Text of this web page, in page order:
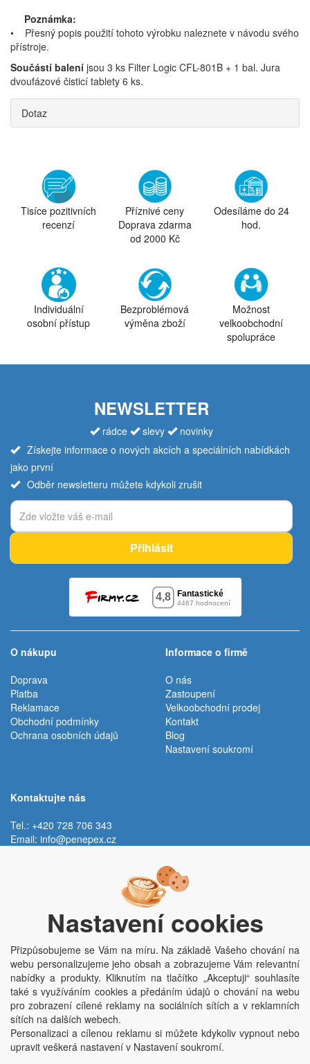
Poznámka:
• Přesný popis použití tohoto výrobku naleznete v návodu svého
přístroje.
Součástí balení jsou 3 ks Filter Logic CFL-801B + 1 bal. Jura
dvoufázové čisticí tablety 6 ks.
Dotaz
Tisíce pozitivních
recenzí
Příznivé ceny
Doprava zdarma
od 2000 Kč
Odesíláme do 24
hod.
Individuální
osobní přístup
Bezproblémová
výměna zboží
Možnost
velkoobchodní
spolupráce
NEWSLETTER
rádce slevy
novinky
Získejte informace o nových akcích a speciálních nabídkách
jako první
Odběr newsletteru můžete kdykoli zrušit
Přihlásit
O nákupu
Doprava
Platba
Reklamace
Obchodní podmínky
Ochrana osobních údajů
Informace o firmě
O nás
Zastoupení
Velkoobchodní prodej
Kontakt
Blog
Nastavení soukromí
Kontaktujte nás
Tel.: +420 728 706 343
Email: info@penepex.cz
Trávník 2076, 686 03 Staré Město
Copyright © Penepex s.r.o. 2025, powered byABRA E-shop
Penepex s.r.o., Za Špicí 1798, 686 03 Staré Město; IČO: 03220923; DIČ:
CZ03220923; zápis do obchodního rejstříku dne 22. 7. 2014, krajský soud v
Brně oddíl C, vložka 84002
Nastavení cookies
Přizpůsobujeme se Vám na míru. Na základě Vašeho chování na
webu personalizujeme jeho obsah a zobrazujeme Vám relevantní
nabídky a produkty. Kliknutím na tlačítko „Akceptuji“ souhlasíte
také s využíváním cookies a předáním údajů o chování na webu
pro zobrazení cílené reklamy na sociálních sítích a v reklamních
sítích na dalších webech.
Personalizaci a cílenou reklamu si můžete kdykoliv vypnout nebo
upravit veškerá nastavení v Nastavení soukromí.